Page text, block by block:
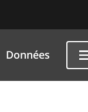
Données